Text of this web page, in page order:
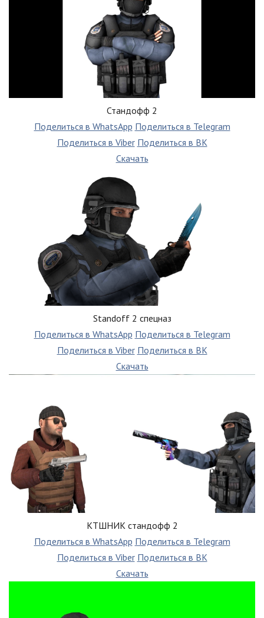
Стандофф 2
Поделиться в WhatsApp Поделиться в Telegram
Поделиться в Viber Поделиться в ВК
Скачать
Standoff 2 спецназ
Поделиться в WhatsApp Поделиться в Telegram
Поделиться в Viber Поделиться в ВК
Скачать
КТШНИК стандофф 2
Поделиться в WhatsApp Поделиться в Telegram
Поделиться в Viber Поделиться в ВК
Скачать